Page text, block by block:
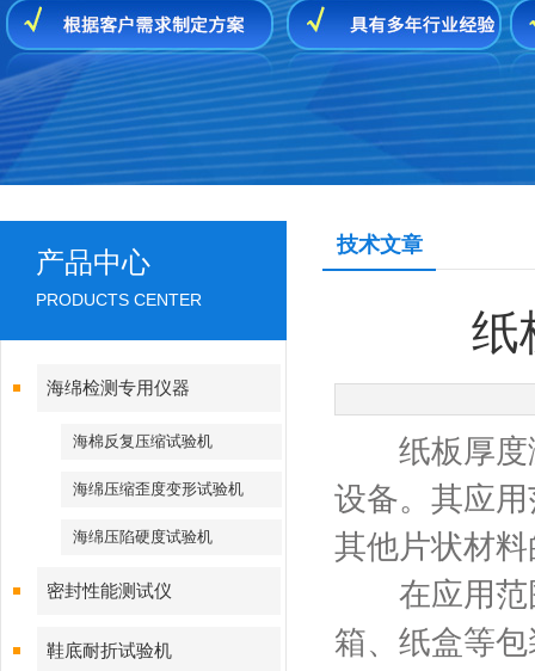
产品中心
PRODUCTS CENTER
海绵检测专用仪器
海棉反复压缩试验机
海绵压缩歪度变形试验机
海绵压陷硬度试验机
密封性能测试仪
鞋底耐折试验机
技术文章
纸
纸板厚度测
设备。其应
其他片状材
在应用范围
箱、纸盒等